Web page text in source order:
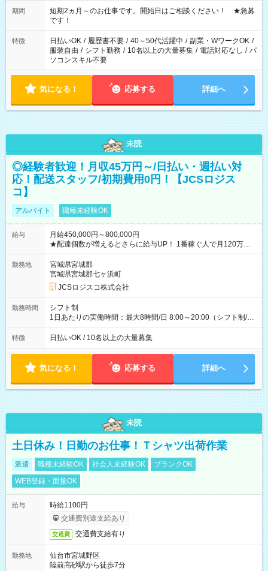
※週最低15時間以上の勤務が必要です
期間
短期2ヵ月～のお仕事です。開始日はご相談ください！ ★急募
です！
特徴 日払いOK / 履歴書不要 / 40～50代活躍中 / 副業・WワークOK /
服装自由 / シフト勤務 / 10名以上の大量募集 / 電話対応なし / パ
ソコンスキル不要
気になる！ 応募する 詳細へ
未読
◎経験者歓迎！月収45万円～/日払い・週払い対
応！配送スタッフ/初期費用0円！【JCSロジス
コ】
アルバイト 職種未経験OK
給与
月給450,000円～800,000円
★配達個数が増えるとさらに給与UP！ 1番稼ぐ人で月120万ほ
ど！ ・主要都市エリア 月収55万円／週5日稼働 月収65万~112
万円／週6日稼働 ・地方郊外エリア 月収40万円／週5日稼働 月
収40万円~50万円／週6日稼働 ＜モデルイメージ＞ ■月収50万
円 (27歳男性/江東区在住)※元建築関係 1日150個配達×25日勤務
(日休み) ■月収80万円(43歳男性/墨田区在住)※元営業 1日200個
勤務地
宮城県宮城郡
宮城県宮城郡七ヶ浜町
JCSロジスコ株式会社
勤務時間
シフト制
1日あたりの実働時間：最大8時間/日 8:00～20:00（シフト制/実
働8時間） ※週5日勤務（場所次第では週4も有り） ※配達状況
によって時間外での勤務可能性有り ※案件により多少の前後あ
特徴 日払いOK / 10名以上の大量募集
気になる！ 応募する 詳細へ
未読
土日休み！日勤のお仕事！Ｔシャツ出荷作業
派遣 職種未経験OK 社会人未経験OK
ブランクOK
WEB登録・面接OK
給与
時給1100円
交通費別途支給あり
交通費 交通費支給有り
勤務地
仙台市宮城野区
陸前高砂駅から徒歩7分